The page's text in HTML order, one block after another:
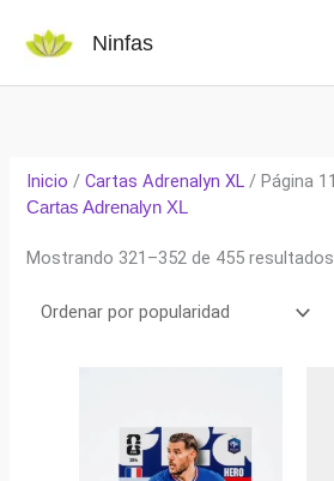
Ninfas
Inicio /Cartas Adrenalyn XL / Página 11
Cartas Adrenalyn XL
Mostrando 321–352 de 455 resultados